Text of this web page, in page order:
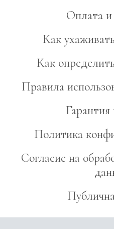
Оплата и
Как
Как
Правила
Гарантия
Политика
Согласие на